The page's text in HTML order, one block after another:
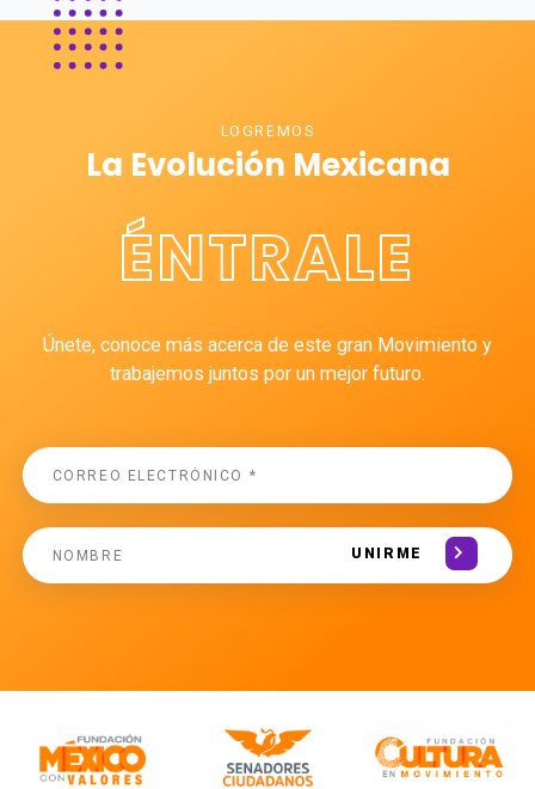
LOGREMOS
La Evolución Mexicana
ÉNTRALE
Únete, conoce más acerca de este gran Movimiento y
trabajemos juntos por un mejor futuro.
UNIRME